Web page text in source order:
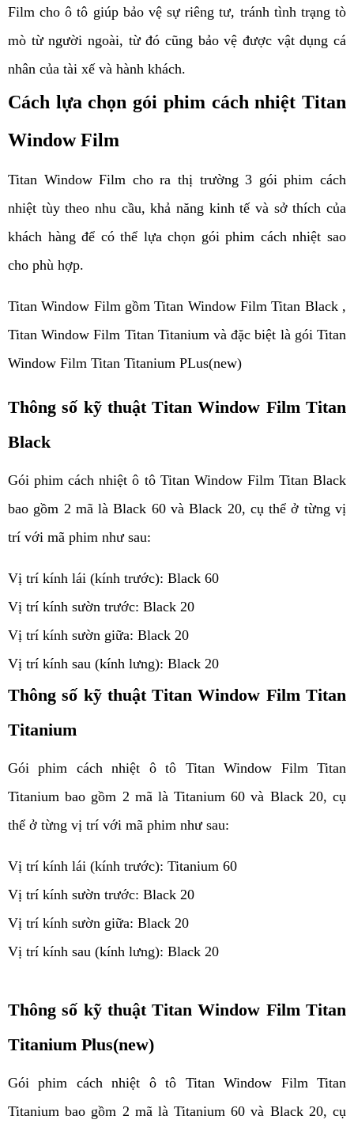
Film cho ô tô giúp bảo vệ sự riêng tư, tránh tình trạng tò
mò từ người ngoài, từ đó cũng bảo vệ được vật dụng cá
nhân của tài xế và hành khách.
Cách lựa chọn gói phim cách nhiệt Titan
Window Film
Titan Window Film cho ra thị trường 3 gói phim cách
nhiệt tùy theo nhu cầu, khả năng kinh tế và sở thích của
khách hàng để có thể lựa chọn gói phim cách nhiệt sao
cho phù hợp.
Titan Window Film gồm Titan Window Film Titan Black ,
Titan Window Film Titan Titanium và đặc biệt là gói Titan
Window Film Titan Titanium PLus(new)
Thông số kỹ thuật Titan Window Film Titan
Black
Gói phim cách nhiệt ô tô Titan Window Film Titan Black
bao gồm 2 mã là Black 60 và Black 20, cụ thể ở từng vị
trí với mã phim như sau:
Vị trí kính lái (kính trước): Black 60
Vị trí kính sườn trước: Black 20
Vị trí kính sườn giữa: Black 20
Vị trí kính sau (kính lưng): Black 20
Thông số kỹ thuật Titan Window Film Titan
Titanium
Gói phim cách nhiệt ô tô Titan Window Film Titan
Titanium bao gồm 2 mã là Titanium 60 và Black 20, cụ
thể ở từng vị trí với mã phim như sau:
Vị trí kính lái (kính trước): Titanium 60
Vị trí kính sườn trước: Black 20
Vị trí kính sườn giữa: Black 20
Vị trí kính sau (kính lưng): Black 20
Thông số kỹ thuật Titan Window Film Titan
Titanium Plus(new)
Gói phim cách nhiệt ô tô Titan Window Film Titan
Titanium bao gồm 2 mã là Titanium 60 và Black 20, cụ